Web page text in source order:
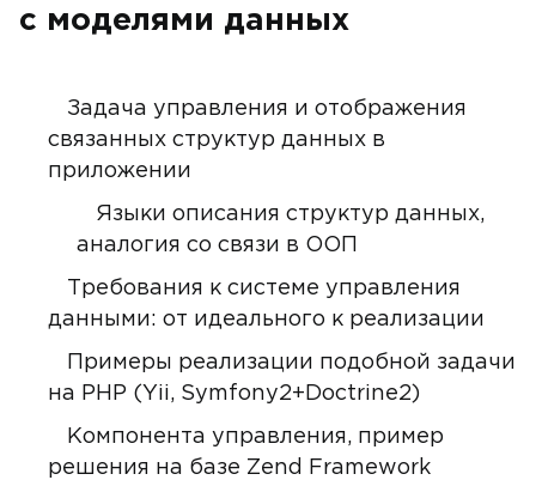
с моделями данных
Задача управления и отображения
связанных структур данных в
приложении
Языки описания структур данных,
аналогия со связи в ООП
Требования к системе управления
данными: от идеального к реализации
Примеры реализации подобной задачи
на РНР (Yii, Symfony2+Doctrine2)
Компонента управления, пример
решения на базе Zend Framework